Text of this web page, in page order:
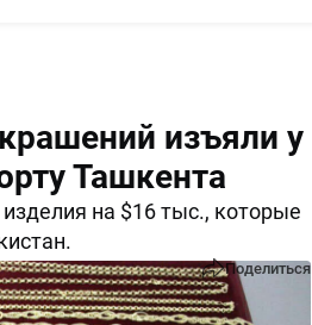
изъяли у
Ташкента
на $16 тыс., которые
Поделиться